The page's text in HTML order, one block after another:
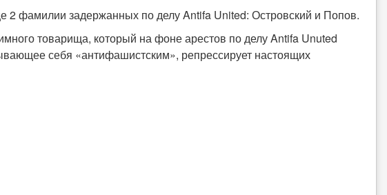
2 фамилии задержанных по делу Antifa United: Островский и Попов.
товарища, который на фоне арестов по делу Antifa Unuted
себя «антифашистским», репрессирует настоящих